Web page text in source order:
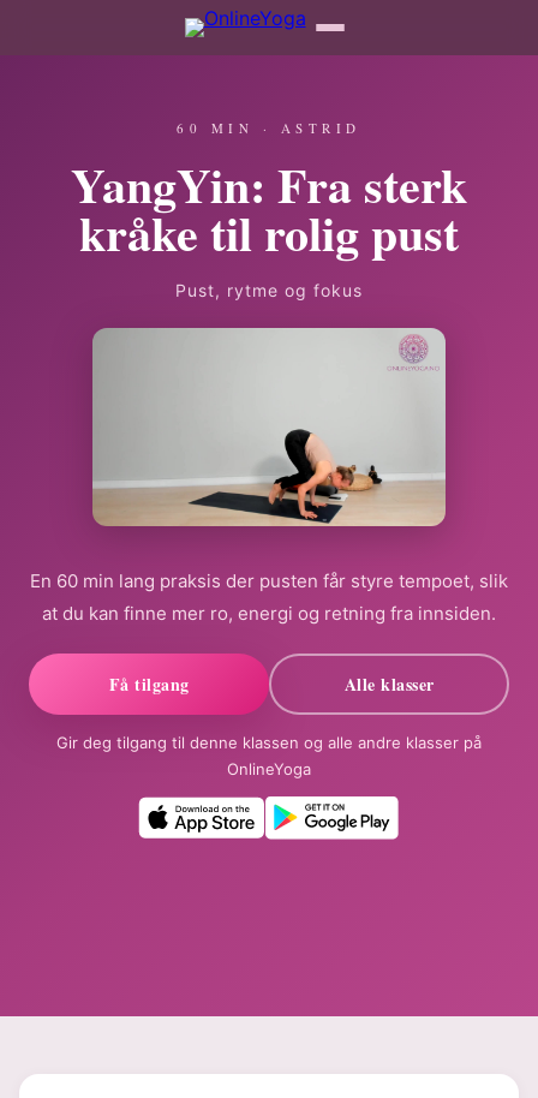
60 MIN · ASTRID
YangYin: Fra sterk
kråke til rolig pust
Pust, rytme og fokus
En 60 min lang praksis der pusten får styre tempoet, slik
at du kan finne mer ro, energi og retning fra innsiden.
Få tilgang Alle klasser
Gir deg tilgang til denne klassen og alle andre klasser på
OnlineYoga